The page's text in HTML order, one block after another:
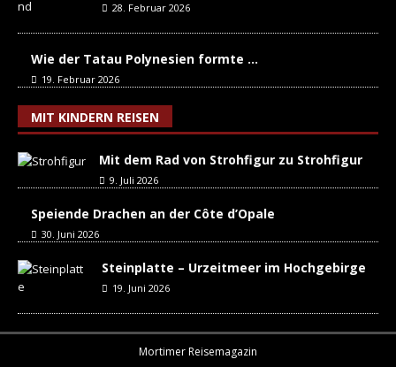
28. Februar 2026
Wie der Tatau Polynesien formte …
19. Februar 2026
MIT KINDERN REISEN
Mit dem Rad von Strohfigur zu Strohfigur
9. Juli 2026
Speiende Drachen an der Côte d’Opale
30. Juni 2026
Steinplatte – Urzeitmeer im Hochgebirge
19. Juni 2026
Mortimer Reisemagazin